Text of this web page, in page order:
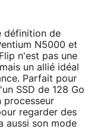
définition de
N5000 et
n'est pas une
un allié idéal
Parfait pour
SSD de 128 Go
processeur
regarder des
aussi son mode